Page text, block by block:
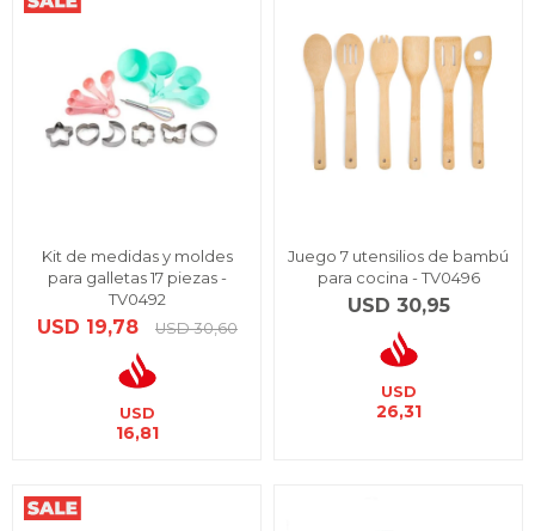
Kit de medidas y moldes
para galletas 17 piezas -
TV0492
USD 19,78 USD 30,60
USD
16,81
Juego 7 utensilios de bambú
para cocina - TV0496
USD 30,95
USD
26,31